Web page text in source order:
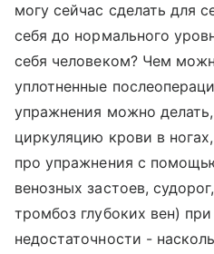
могу сейчас сделать для
себя до нормального
себя человеком? Чем
уплотненные
упражнения можно
циркуляцию крови в
про упражнения с
венозных застоев,
тромбоз глубоких вен)
недостаточности -